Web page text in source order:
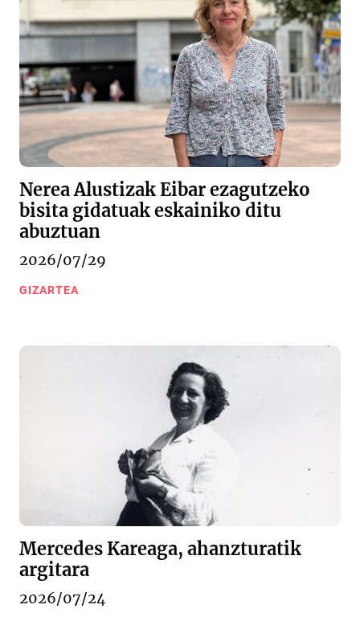
Nerea Alustizak Eibar ezagutzeko
bisita gidatuak eskainiko ditu
abuztuan
2026/07/29
GIZARTEA
Mercedes Kareaga, ahanzturatik
argitara
2026/07/24